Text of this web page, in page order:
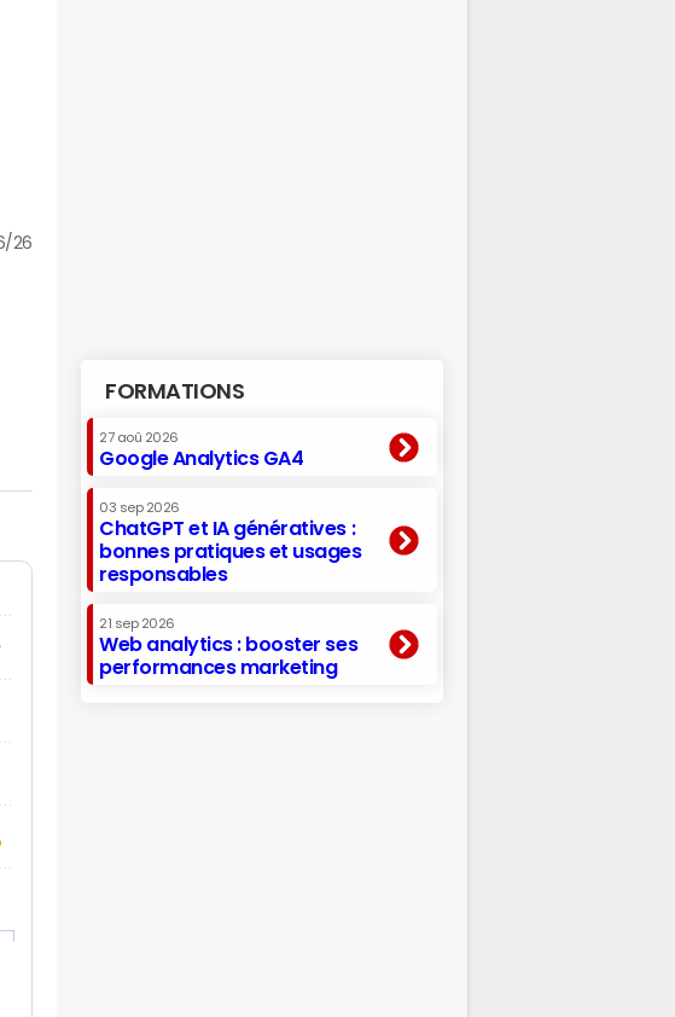
26
FORMATIONS
27 aoû 2026
Google Analytics GA4
03 sep 2026
ChatGPT et IA génératives :
bonnes pratiques et usages
responsables
21 sep 2026
Web analytics : booster ses
performances marketing